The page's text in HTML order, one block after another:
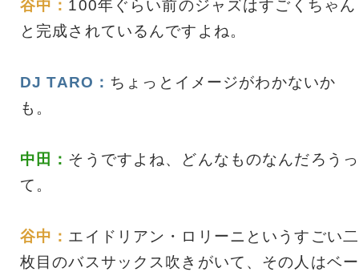
谷中： 100年ぐらい前のジャズはすごくちゃん
と完成されているんですよね。
DJ TARO： ちょっとイメージがわかないか
も。
中田： そうですよね、どんなものなんだろうっ
て。
谷中： エイドリアン・ロリーニというすごい二
枚目のバスサックス吹きがいて、その人はベー